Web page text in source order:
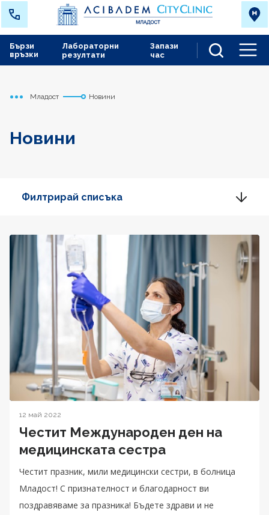
Лабораторни
резултати
Запази
час
Бързи
връзки
Начало
Младост Новини
Новини
Филтрирай списъка
12 май 2022
Честит Международен ден на
медицинската сестра
Честит празник, мили медицински сестри, в болница
Младост! С признателност и благодарност ви
поздравяваме за празника! Бъдете здрави и не